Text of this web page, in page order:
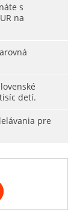
s
na
detí.
pre